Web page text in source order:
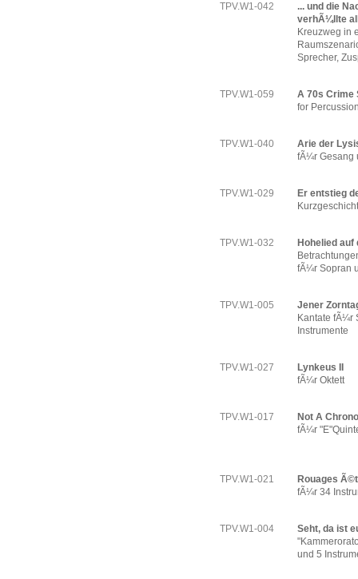
TPV.W1-042
... und die
verhÃ¼llte
Kreuzweg in
Sprecher,
TPV.W1-059
A 70s Crime
for
TPV.W1-040
Arie der
fÃ¼r Gesang
TPV.W1-029
Er entstieg
TPV.W1-032
Hohelied
fÃ¼r Sopran
TPV.W1-005
Jener
Kantate fÃ¼r
Instrumente
TPV.W1-027
Lynkeus II
fÃ¼r Oktett
TPV.W1-017
Not A
fÃ¼r
TPV.W1-021
Rouages
fÃ¼r 34
TPV.W1-004
Seht, da ist
und 5